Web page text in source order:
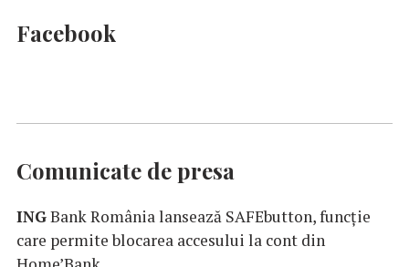
Facebook
Comunicate de presa
INGBank România lansează SAFEbutton, funcţie
care permite blocarea accesului la cont din